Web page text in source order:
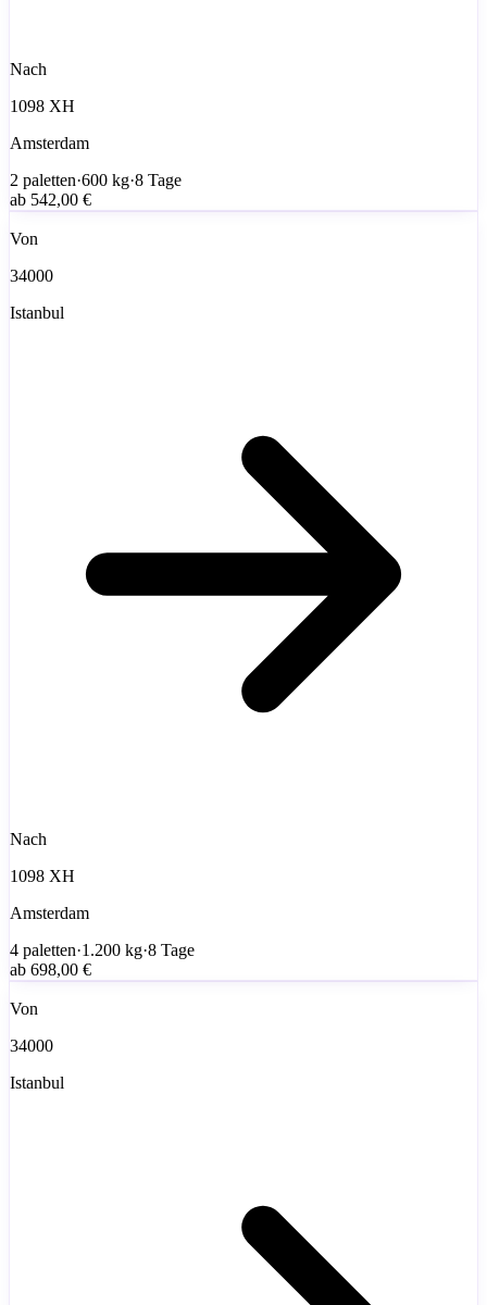
Nach
1098 XH
Amsterdam
2 paletten·600 kg·8 Tage
ab 542,00 €
Von
34000
Istanbul
Nach
1098 XH
Amsterdam
4 paletten·1.200 kg·8 Tage
ab 698,00 €
Von
34000
Istanbul